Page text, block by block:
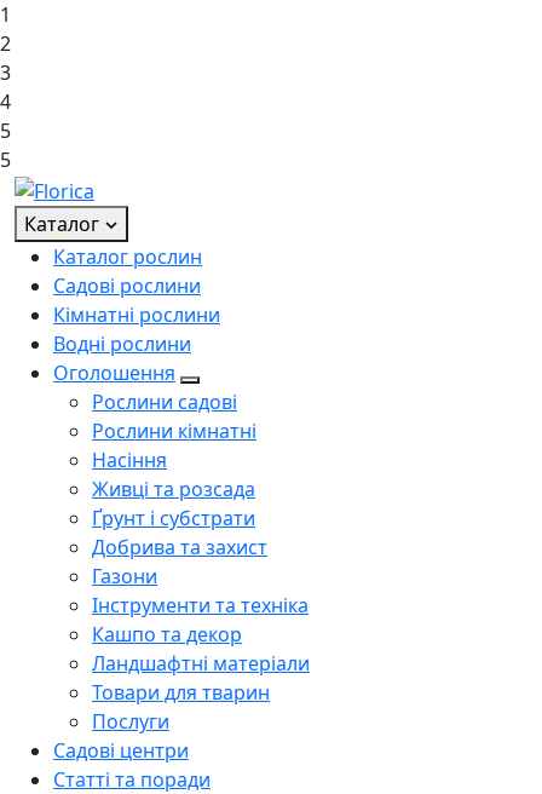
1
2
3
4
5
5
Каталог
Каталог рослин
Садові рослини
Кімнатні рослини
Водні рослини
Оголошення
Рослини садові
Рослини кімнатні
Насіння
Живці та розсада
Ґрунт і субстрати
Добрива та захист
Газони
Інструменти та техніка
Кашпо та декор
Ландшафтні матеріали
Товари для тварин
Послуги
Садові центри
Статті та поради